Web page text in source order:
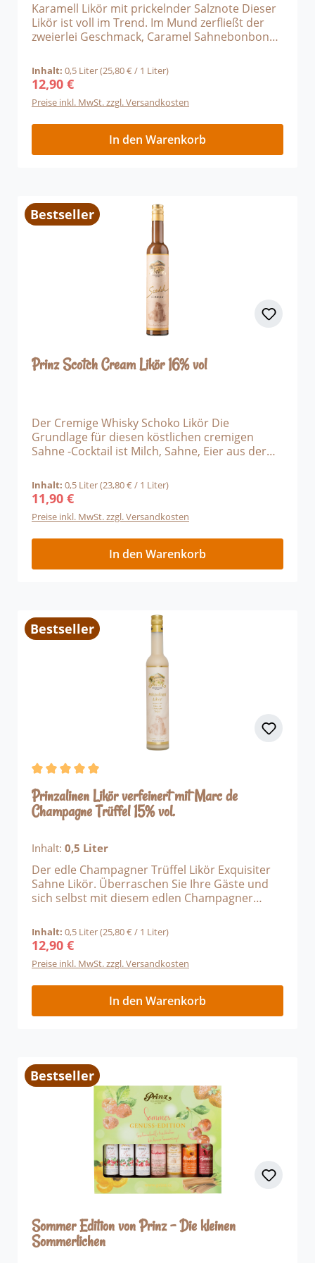
Karamell Likör mit prickelnder Salznote Dieser
Likör ist voll im Trend. Im Mund zerfließt der
zweierlei Geschmack, Caramel Sahnebonbon
mit der Prise Fleur de Sel zu einer echten
Geschmacksexplosion am Gaumen. Unsere
Trinkempfehlung: gut gekühlt, auf Eis.
Inhalt: 0,5 Liter(25,80 € / 1 Liter)
Regulärer Preis:
12,90 €
Preise inkl. MwSt. zzgl. Versandkosten
In den Warenkorb
Bestseller
Prinz Scotch Cream Likör 16% vol
Der Cremige Whisky Schoko Likör Die
Grundlage für diesen köstlichen cremigen
Sahne -Cocktail ist Milch, Sahne, Eier aus der
verfeinert mit einem Schuss kräftigen Whisky.
Krönen Sie Ihren Pudding oder Eis mit der
cremigen Konsistenz des Prinz Scotch Cream
Likörs. Am besten genießen Sie ihn gut geküht -
pur oder auch perfekt passend zu Ihrer
Inhalt: 0,5 Liter(23,80 € / 1 Liter)
Regulärer Preis:
11,90 €
Preise inkl. MwSt. zzgl. Versandkosten
In den Warenkorb
Bestseller
Durchschnittliche Bewertung von 5 von 5 Sternen
Prinzalinen Likör verfeinert mit Marc de
Champagne Trüffel 15% vol.
Inhalt: 0,5 Liter
Der edle Champagner Trüffel Likör Exquisiter
Sahne Likör. Überraschen Sie Ihre Gäste und
sich selbst mit diesem edlen Champagner
Creams! Eine persönliche Empfehlung von uns
ist definitiv der Champagner Trüffel Likör
Inhalt: 0,5 Liter(25,80 € / 1 Liter)
Regulärer Preis:
12,90 €
Preise inkl. MwSt. zzgl. Versandkosten
In den Warenkorb
Bestseller
Sommer Edition von Prinz - Die kleinen
Sommerlichen